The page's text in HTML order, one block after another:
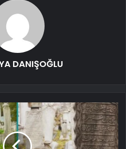
DANIŞOĞLU